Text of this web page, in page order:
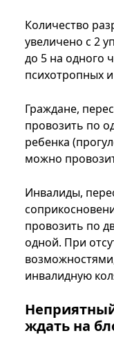
Количество
увеличено с 2
до 5 на одного
психотропных
Граждане,
провозить по
ребенка
можно
Инвалиды,
провозить по
одной. При
инвалидную
ждать на